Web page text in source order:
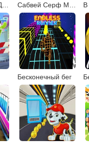
Сабвей Серф Дубай
Бесконечный бег